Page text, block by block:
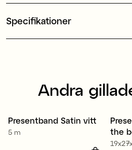
Specifikationer
Andra
4 för 3
Presentband Satin vitt
5 m
the